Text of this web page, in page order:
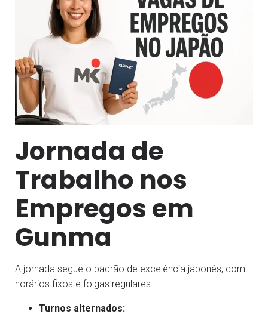
Jornada de
Trabalho nos
Empregos em
Gunma
A jornada segue o padrão de excelência japonês, com
horários fixos e folgas regulares.
Turnos alternados: